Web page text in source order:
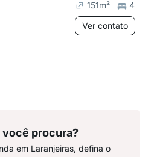
151m²
4
Ver contato
você procura?
em Laranjeiras, defina o